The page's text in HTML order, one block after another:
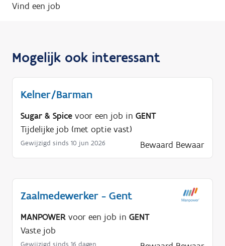
Vind een job
Mogelijk ook interessant
Kelner/Barman
Sugar & Spice voor een job in GENT
Tijdelijke job (met optie vast)
Gewijzigd sinds 10 jun 2026 Bewaard Bewaar
Zaalmedewerker - Gent
MANPOWER voor een job in GENT
Vaste job
Gewijzigd sinds 16 dagen